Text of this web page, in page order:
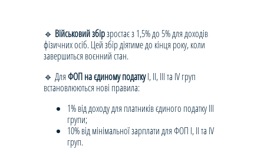
🔹 Військовий збірзростає з 1,5% до 5% для доходів
фізичних осіб. Цей збір діятиме до кінця року, коли
завершиться воєнний стан.
🔹 ДляФОП на єдиному податкуІ, ІІ, ІІІ та IV груп
встановлюються нові правила:
1% від доходу для платників єдиного податку ІІІ
групи;
10% від мінімальної зарплати для ФОП І, ІІ та IV
груп.